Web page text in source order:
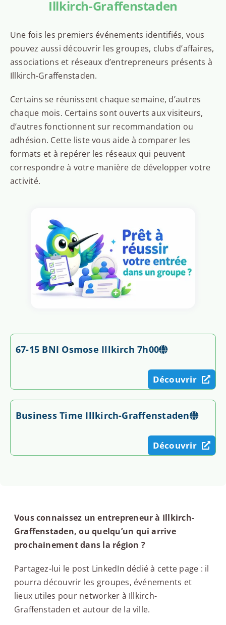
Illkirch-Graffenstaden
Une fois les premiers événements identifiés, vous
pouvez aussi découvrir les groupes, clubs d’affaires,
associations et réseaux d’entrepreneurs présents à
Illkirch-Graffenstaden.
Certains se réunissent chaque semaine, d’autres
chaque mois. Certains sont ouverts aux visiteurs,
d’autres fonctionnent sur recommandation ou
adhésion. Cette liste vous aide à comparer les
formats et à repérer les réseaux qui peuvent
correspondre à votre manière de développer votre
activité.
67-15 BNI Osmose Illkirch 7h00
Découvrir
Business Time Illkirch-Graffenstaden
Découvrir
Vous connaissez un entrepreneur à Illkirch-
Graffenstaden, ou quelqu’un qui arrive
prochainement dans la région ?
Partagez-lui le post LinkedIn dédié à cette page : il
pourra découvrir les groupes, événements et
lieux utiles pour networker à Illkirch-
Graffenstaden et autour de la ville.